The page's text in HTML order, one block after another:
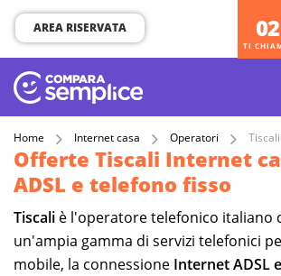
TI
AREA RISERVATA
Home Internet casa Operatori Tiscali
Offerte Tiscali Internet
ADSL e telefono fisso
Tiscali è l'operatore telefonico italiano
un'ampia gamma di servizi telefonici
mobile, la connessione Internet ADSL
TI